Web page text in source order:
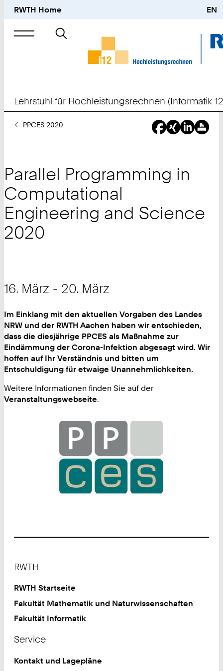
RWTH Home EN
Suche
nach
Lehrstuhl für Hochleistungsrechnen (Informatik
SiePPCES 2020
Parallel Programming in
Computational
Engineering and Science
2020
16. März - 20. März
Im Einklang mit den aktuellen Vorgaben des Landes
NRW und der RWTH Aachen haben wir entschieden,
dass die diesjährige PPCES als Maßnahme zur
Eindämmung der Corona-Infektion abgesagt wird. Wir
hoffen auf Ihr Verständnis und bitten um
Entschuldigung für etwaige Unannehmlichkeiten.
Weitere Informationen finden Sie auf der
Veranstaltungswebseite.
RWTH
RWTH Startseite
Fakultät Mathematik und Naturwissenschaften
Fakultät Informatik
Service
Kontakt und Lagepläne